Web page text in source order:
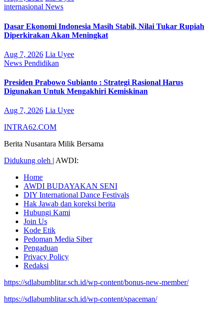
internasional News
Dasar Ekonomi Indonesia Masih Stabil, Nilai Tukar Rupiah
Diperkirakan Akan Meningkat
Aug 7, 2026 Lia Uyee
News Pendidikan
Presiden Prabowo Subianto : Strategi Rasional Harus
Digunakan Untuk Mengakhiri Kemiskinan
Aug 7, 2026 Lia Uyee
INTRA62.COM
Berita Nusantara Milik Bersama
Didukung oleh | AWDI:
Home
AWDI BUDAYAKAN SENI
DIY International Dance Festivals
Hak Jawab dan koreksi berita
Hubungi Kami
Join Us
Kode Etik
Pedoman Media Siber
Pengaduan
Privacy Policy
Redaksi
https://sdlabumblitar.sch.id/wp-content/bonus-new-member/
https://sdlabumblitar.sch.id/wp-content/spaceman/